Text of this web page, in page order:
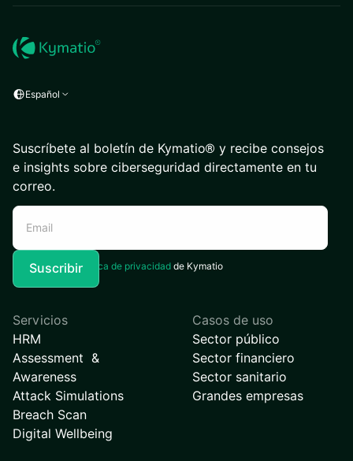
Español
Suscríbete al boletín de Kymatio® y recibe consejos
e insights sobre ciberseguridad directamente en tu
correo.
Acepto laPolítica de privacidad de Kymatio
Servicios
HRM
Assessment &
Awareness
Attack Simulations
Breach Scan
Digital Wellbeing
Casos de uso
Sector público
Sector financiero
Sector sanitario
Grandes empresas